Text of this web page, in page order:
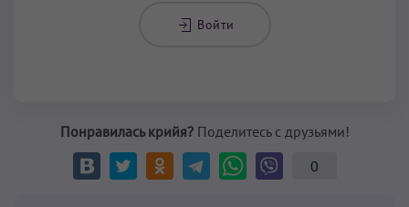
Войти
Понравилась крийя?Поделитесь с друзьями!
0